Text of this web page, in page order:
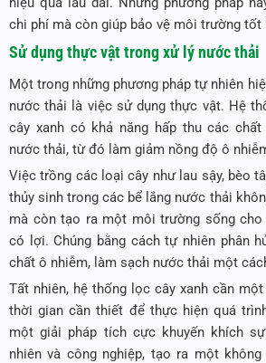
chi phí mà còn giúp bảo vệ môi trường tốt
Sử dụng thực vật trong xử lý nước thải
Một trong những phương pháp tự nhiên
nước thải là việc sử dụng thực vật. Hệ
cây xanh có khả năng hấp thu các
nước thải, từ đó làm giảm nồng độ ô
Việc trồng các loại cây như lau sậy, bèo
thủy sinh trong các bể lắng nước thải
mà còn tạo ra một môi trường sống
có lợi. Chúng bằng cách tự nhiên phân
chất ô nhiễm, làm sạch nước thải một
Tất nhiên, hệ thống lọc cây xanh cần
thời gian cần thiết để thực hiện quá
một giải pháp tích cực khuyến khích
nhiên và công nghiệp, tạo ra một